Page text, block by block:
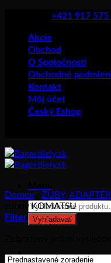
content
+421 917 575
Akcie
Obchod
O Spoločnosti
Obchodné
Kontakt
Môj účet
Český Eshop
Products
search
Vyhľadavať
Domov ZUBY,
zubov KOMATSU
Filter